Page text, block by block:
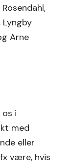
Lyngby
Arne
i
med
eller
være, hvis